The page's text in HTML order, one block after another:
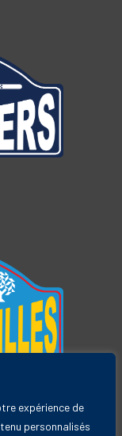
expérience de
personnalisés